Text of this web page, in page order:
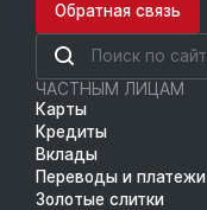
Обратная связь
ЧАСТНЫМ ЛИЦАМ
Карты
Кредиты
Вклады
Переводы и платежи
Золотые слитки